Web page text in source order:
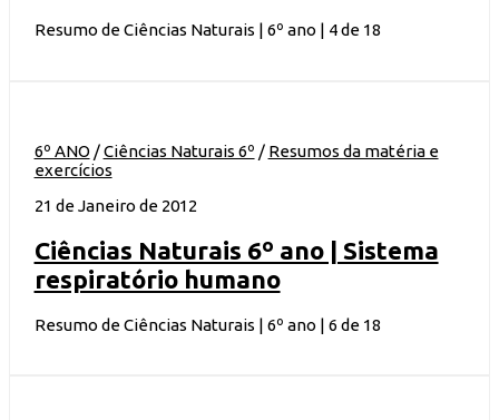
Resumo de Ciências Naturais | 6º ano | 4 de 18
6º ANO /Ciências Naturais 6º / Resumos da matéria e
exercícios
21 de Janeiro de 2012
Ciências Naturais 6º ano | Sistema
respiratório humano
Resumo de Ciências Naturais | 6º ano | 6 de 18